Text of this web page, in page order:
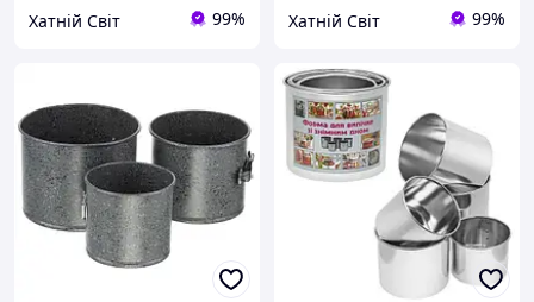
Хатній Світ 99% Хатній Світ 99%